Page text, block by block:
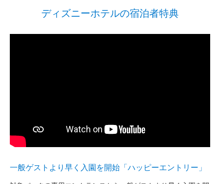
ディズニーホテルの宿泊者特典
一般ゲストより早く入園を開始「ハッピーエントリー」